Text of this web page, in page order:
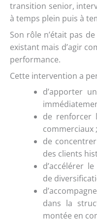
transition senior,
à temps plein puis à
Son rôle n’était pas
existant mais d’agir
performance.
Cette intervention a
d’apporter
de renforcer
commerciaux ;
de
des clients
d’accélérer
de
dans la
montée en